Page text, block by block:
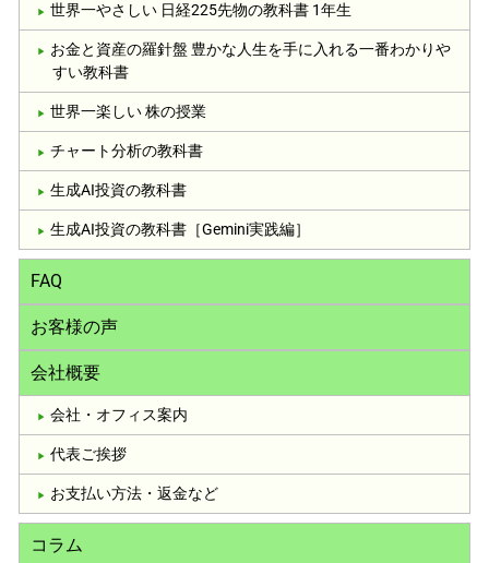
世界一やさしい 日経225先物の教科書 1年生
お金と資産の羅針盤 豊かな人生を手に入れる一番わかりや
すい教科書
世界一楽しい 株の授業
チャート分析の教科書
生成AI投資の教科書
生成AI投資の教科書［Gemini実践編］
FAQ
お客様の声
会社概要
会社・オフィス案内
代表ご挨拶
お支払い方法・返金など
コラム